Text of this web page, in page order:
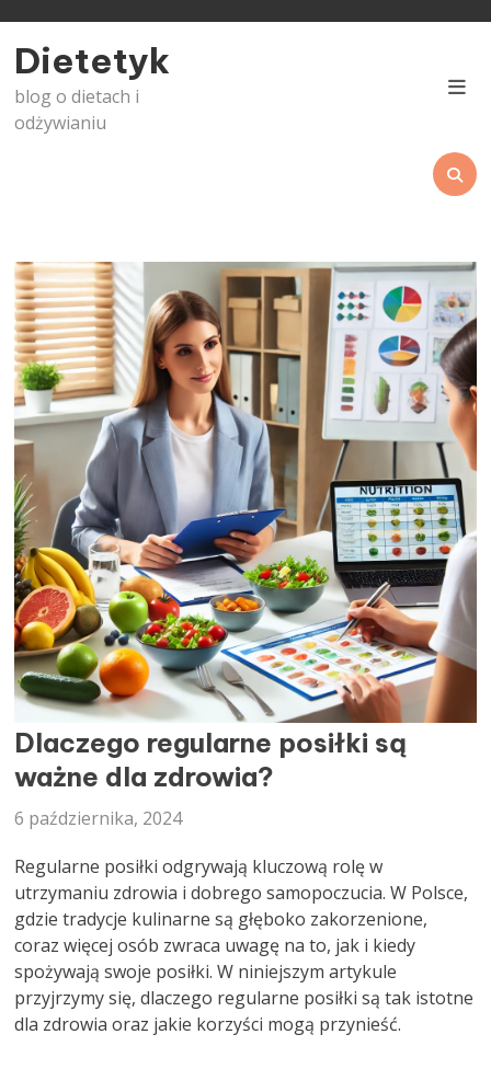
content
Dietetyk
blog o dietach i
odżywianiu
DIETETYK
Dlaczego regularne posiłki są
ważne dla zdrowia?
6 października, 2024
Regularne posiłki odgrywają kluczową rolę w
utrzymaniu zdrowia i dobrego samopoczucia. W Polsce,
gdzie tradycje kulinarne są głęboko zakorzenione,
coraz więcej osób zwraca uwagę na to, jak i kiedy
spożywają swoje posiłki. W niniejszym artykule
przyjrzymy się, dlaczego regularne posiłki są tak istotne
dla zdrowia oraz jakie korzyści mogą przynieść.